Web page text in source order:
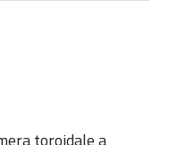
toroidale a